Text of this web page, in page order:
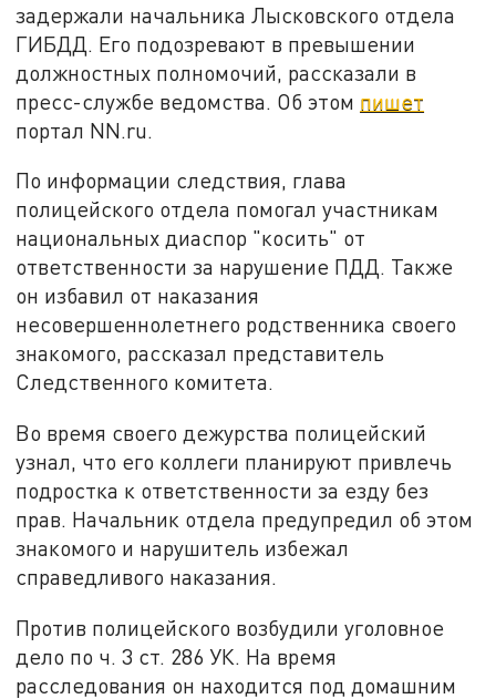
задержали начальника Лысковского отдела
ГИБДД. Его подозревают в превышении
должностных полномочий, рассказали в
пресс-службе ведомства. Об этом пишет
портал NN.ru.
По информации следствия, глава
полицейского отдела помогал участникам
национальных диаспор "косить" от
ответственности за нарушение ПДД. Также
он избавил от наказания
несовершеннолетнего родственника своего
знакомого, рассказал представитель
Следственного комитета.
Во время своего дежурства полицейский
узнал, что его коллеги планируют привлечь
подростка к ответственности за езду без
прав. Начальник отдела предупредил об этом
знакомого и нарушитель избежал
справедливого наказания.
Против полицейского возбудили уголовное
дело по ч. 3 ст. 286 УК. На время
расследования он находится под домашним